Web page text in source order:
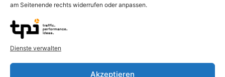
am Seitenende rechts widerrufen oder anpassen.
Dienste verwalten
Akzeptieren
Anatomie Schilddrüse,
Glandula thyreoidea mit
Schilddrüsenzellen (C-
Zelle)
55,00€–135,00€ Bildnummer: 3733